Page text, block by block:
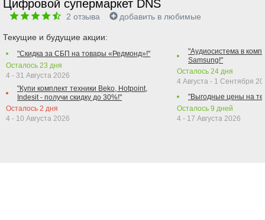
Цифровой супермаркет DNS
2 отзыва добавить в любимые
Текущие и будущие акции:
"Скидка за СБП на товары «Редмонд»!"
Осталось 23 дня
4 - 31 Августа 2026
"Купи комплект техники Beko, Hotpoint,
Indesit - получи скидку до 30%!"
Осталось 2 дня
4 - 10 Августа 2026
"Аудиосистема в
Samsung!"
Осталось 24 дня
4 Августа - 1 Сентября
"Выгодные цены на
Осталось 9 дней
4 - 17 Августа 2026